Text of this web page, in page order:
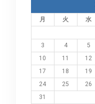
月 火 水
3
4 5
10
11 12
17
18 19
24
25 26
31